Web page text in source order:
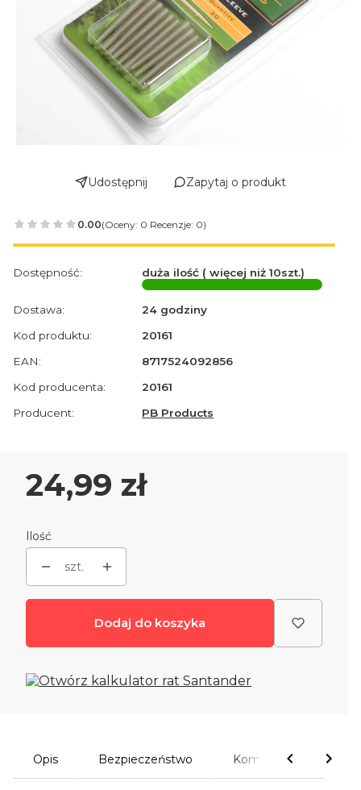
Udostępnij Zapytaj o produkt
0.00(Oceny: 0 Recenzje: 0)
Dostępność: duża ilość ( więcej niż 10szt.)
Dostawa:
24 godziny
Kod produktu:
20161
EAN:
8717524092856
Kod producenta:
20161
Producent:
PB Products
Cena
24,99 zł
Ilość
szt.
Dodaj do koszyka
Opis Bezpieczeństwo Komentarze